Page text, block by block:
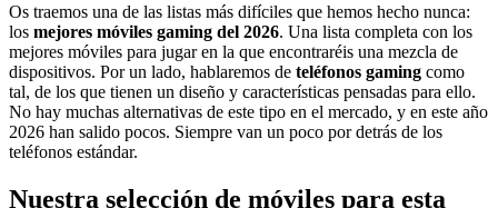
Os traemos una de las listas más difíciles que hemos hecho nunca:
los mejores móviles gaming del 2026. Una lista completa con los
mejores móviles para jugar en la que encontraréis una mezcla de
dispositivos. Por un lado, hablaremos de teléfonos gaming como
tal, de los que tienen un diseño y características pensadas para ello.
No hay muchas alternativas de este tipo en el mercado, y en este año
2026 han salido pocos. Siempre van un poco por detrás de los
teléfonos estándar.
Nuestra selección de móviles para esta